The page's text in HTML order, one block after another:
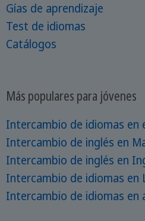
Gías de aprendizaje
Test de idiomas
Catálogos
Más populares para jóvenes
Intercambio de idiomas en
Intercambio de inglés en
Intercambio de inglés en
Intercambio de idiomas en
Intercambio de idiomas en